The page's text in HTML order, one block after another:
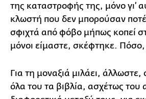
της καταστροφής της, μόνο γι’
κλωστή που δεν μπορούσαν
σφιχτά από φόβο μήπως κοπεί
μόνοι είμαστε, σκέφτηκε. Πόσο,
Για τη μοναξιά μιλάει, άλλωστε,
όλα του τα βιβλία, ασχέτως του